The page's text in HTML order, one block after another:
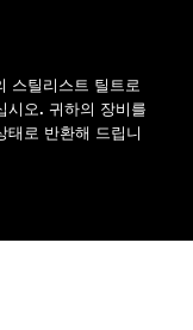
스틸리스트 틸트로
시오. 귀하의 장비를
태로 반환해 드립니